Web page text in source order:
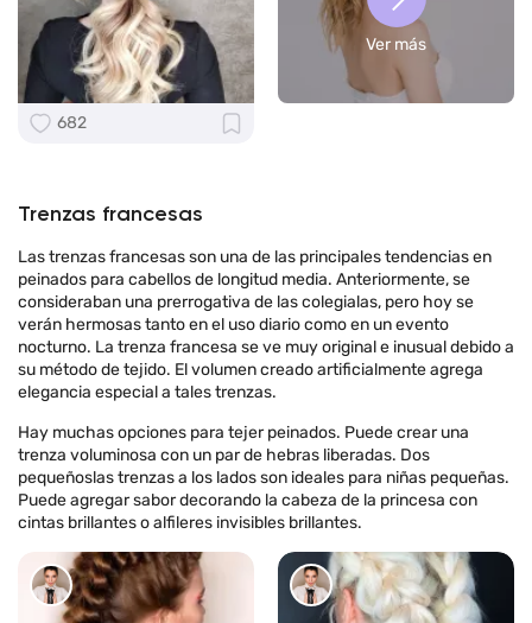
682
Ver más
Trenzas francesas
Las trenzas francesas son una de las principales tendencias en
peinados para cabellos de longitud media. Anteriormente, se
consideraban una prerrogativa de las colegialas, pero hoy se
verán hermosas tanto en el uso diario como en un evento
nocturno. La trenza francesa se ve muy original e inusual debido a
su método de tejido. El volumen creado artificialmente agrega
elegancia especial a tales trenzas.
Hay muchas opciones para tejer peinados. Puede crear una
trenza voluminosa con un par de hebras liberadas. Dos
pequeñoslas trenzas a los lados son ideales para niñas pequeñas.
Puede agregar sabor decorando la cabeza de la princesa con
cintas brillantes o alfileres invisibles brillantes.